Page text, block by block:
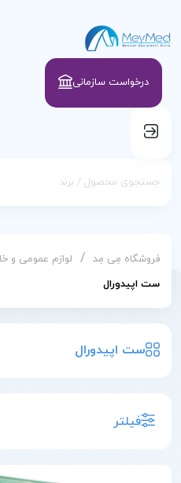
درخواست سازمانی
فروشگاه مِی مِد / لوازم عمومی و
ست اپیدورال
ست اپیدورال
فیلتر